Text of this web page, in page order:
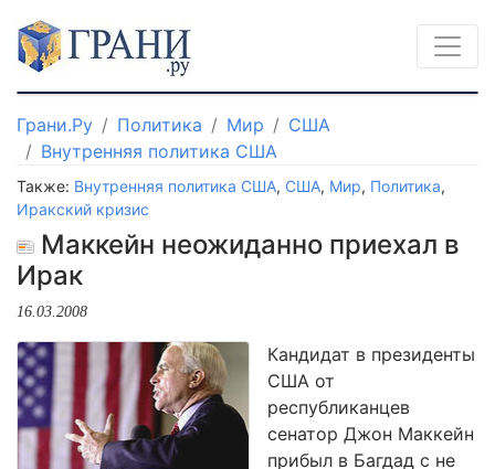
Грани.Ру Политика Мир
США
Внутренняя политика США
Также: Внутренняя политика США, США, Мир, Политика,
Иракский кризис
Маккейн неожиданно приехал в
Ирак
16.03.2008
Кандидат в президенты
США от
республиканцев
сенатор Джон Маккейн
прибыл в Багдад с не